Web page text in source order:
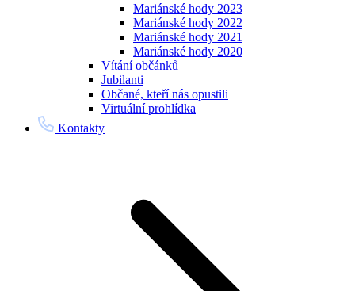
Mariánské hody 2023
Mariánské hody 2022
Mariánské hody 2021
Mariánské hody 2020
Vítání občánků
Jubilanti
Občané, kteří nás opustili
Virtuální prohlídka
Kontakty